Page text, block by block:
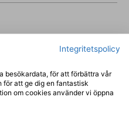
Integritetspolicy
besökardata, för att förbättra vår
för att ge dig en fantastisk
om cookies använder vi öppna